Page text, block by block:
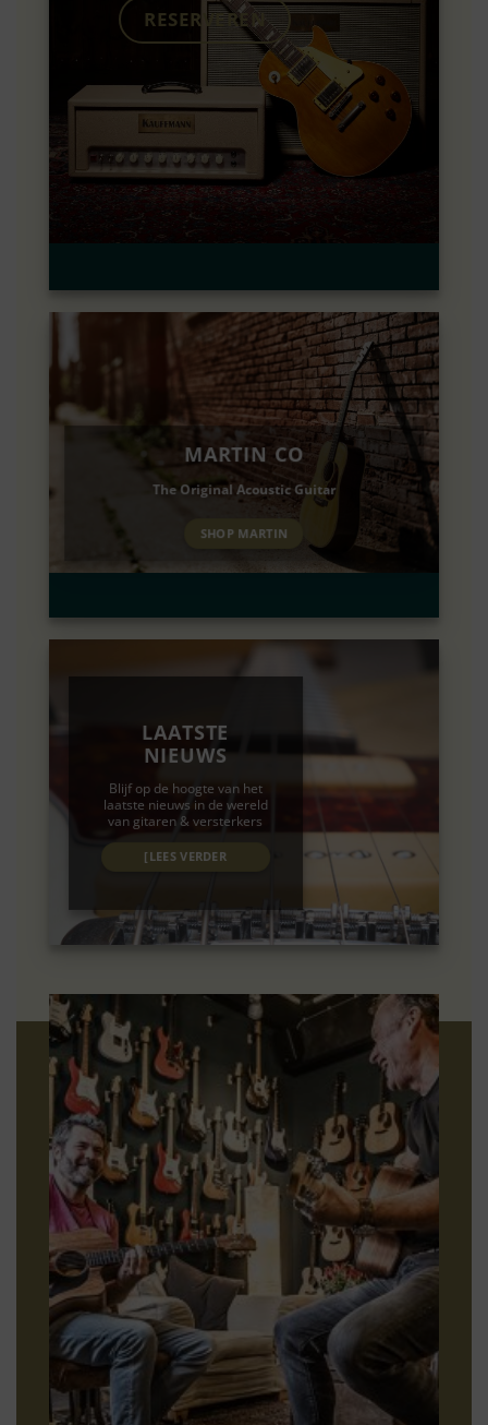
RESERVEREN
MARTIN CO
The Original Acoustic Guitar
SHOP MARTIN
LAATSTE
NIEUWS
Blijf op de hoogte van het
laatste nieuws in de wereld
van gitaren & versterkers
[LEES VERDER